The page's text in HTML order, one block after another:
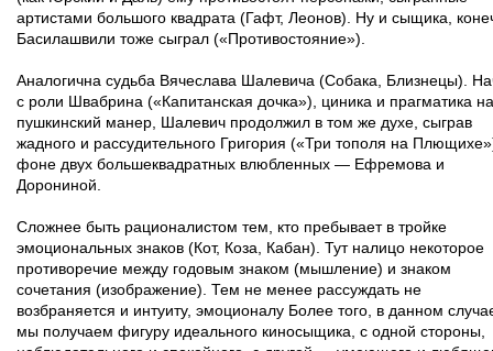
артистами большого квадрата (Гафт, Леонов). Ну и сыщика,
Басилашвили тоже сыграл («Противостояние»).
Аналогична судьба Вячеслава Шалевича (Собака, Близнецы).
с роли Швабрина («Капитанская дочка»), циника и прагматика на
пушкинский манер, Шалевич продолжил в том же духе, сыграв
жадного и рассудительного Григория («Три тополя на
фоне двух большеквадратных влюбленных — Ефремова и
Дорониной.
Сложнее быть рационалистом тем, кто пребывает в тройке
эмоциональных знаков (Кот, Коза, Кабан). Тут налицо некоторое
противоречие между годовым знаком (мышление) и знаком
сочетания (изображение). Тем не менее рассуждать не
возбраняется и интуиту, эмоционалу Более того, в данном
мы получаем фигуру идеального киносыщика, с одной стороны,